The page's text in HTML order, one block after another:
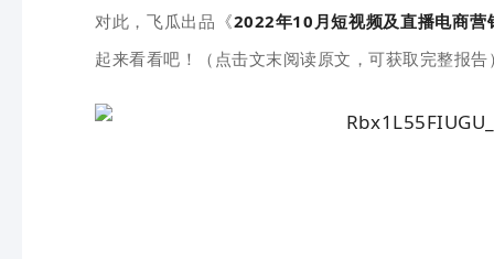
对此，飞瓜出品《2022年10月短视频及直播电商营
起来看看吧！（点击文末阅读原文，可获取完整报告